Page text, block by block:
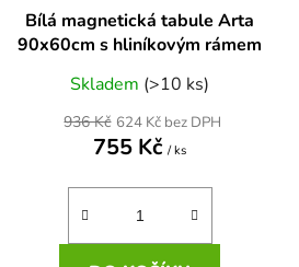
Bílá magnetická tabule Arta
90x60cm s hliníkovým rámem
Skladem (>10 ks)
624 Kč bez DPH
755 Kč/ ks
936 Kč